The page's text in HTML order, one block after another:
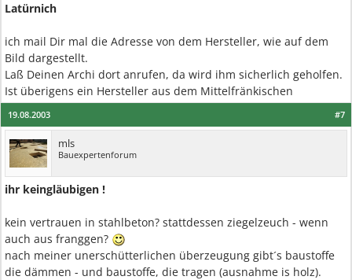
Latürnich
ich mail Dir mal die Adresse von dem Hersteller, wie auf dem
Bild dargestellt.
Laß Deinen Archi dort anrufen, da wird ihm sicherlich geholfen.
Ist überigens ein Hersteller aus dem Mittelfränkischen
#7
19.08.2003
mls
Bauexpertenforum
ihr keingläubigen !
kein vertrauen in stahlbeton? stattdessen ziegelzeuch - wenn
auch aus franggen?
nach meiner unerschütterlichen überzeugung gibt´s baustoffe
die dämmen - und baustoffe, die tragen (ausnahme is holz).